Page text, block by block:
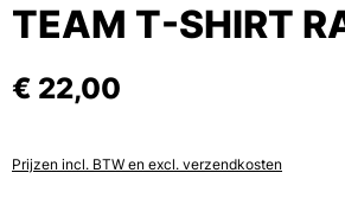
TEAM T-SHIRT
€ 22,00
Prijzen incl. BTW en excl. verzendkosten